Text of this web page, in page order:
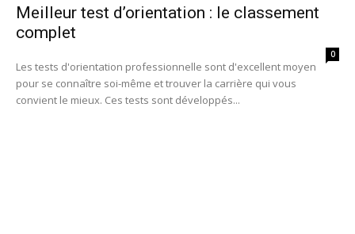
Meilleur test d’orientation : le classement
complet
0
Les tests d'orientation professionnelle sont d'excellent moyen
pour se connaître soi-même et trouver la carrière qui vous
convient le mieux. Ces tests sont développés...